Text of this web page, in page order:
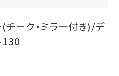
チーク・ミラー付き)/デ